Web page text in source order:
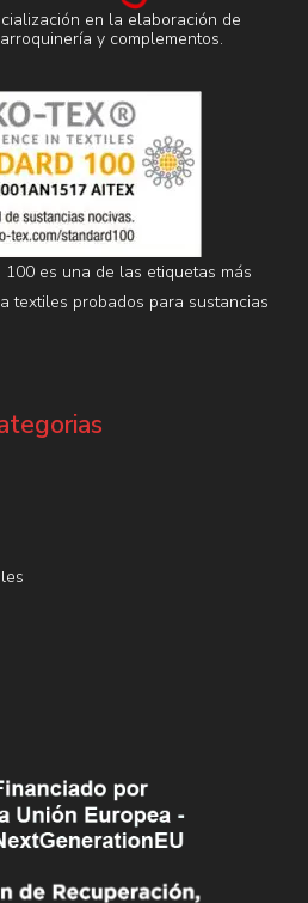
en la elaboración de
y complementos.
100 es una de las etiquetas más
textiles probados para sustancias